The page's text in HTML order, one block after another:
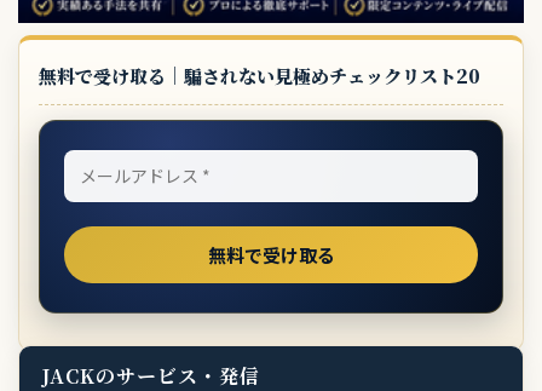
無料で受け取る｜騙されない見極めチェックリスト20
JACKのサービス・発信